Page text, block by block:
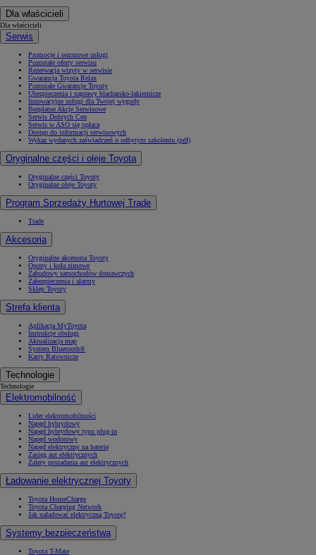
Dla właścicieli
Dla właścicieli
Serwis
Promocje i sezonowe usługi
Pozostałe oferty serwisu
Rezerwacja wizyty w serwisie
Gwarancja Toyota Relax
Pozostałe Gwarancje Toyoty
Ubezpieczenia i naprawy blacharsko-lakiernicze
Innowacyjne usługi dla Twojej wygody
Bezpłatne Akcje Serwisowe
Serwis Dobrych Cen
Serwis w ASO się opłaca
Dostęp do informacji serwisowych
Wykaz wydanych zaświadczeń o odbytym szkoleniu (pdf)
Oryginalne części i oleje Toyota
Oryginalne części Toyoty
Oryginalne oleje Toyoty
Program Sprzedaży Hurtowej Trade
Trade
Akcesoria
Oryginalne akcesoria Toyoty
Opony i koła zimowe
Zabudowy samochodów dostawczych
Zabezpieczenia i alarmy
Sklep Toyoty
Strefa klienta
Aplikacja MyToyota
Instrukcje obsługi
Aktualizacja map
System Bluetooth®
Karty Ratownicze
Technologie
Technologie
Elektromobilność
Lider elektromobilności
Napęd hybrydowy
Napęd hybrydowy typu plug-in
Napęd wodorowy
Napęd elektryczny na baterię
Zasięg aut elektrycznych
Zalety posiadania aut elektrycznych
Ładowanie elektrycznej Toyoty
Toyota HomeCharge
Toyota Charging Network
Jak naładować elektryczną Toyotę?
Systemy bezpieczeństwa
Toyota T-Mate